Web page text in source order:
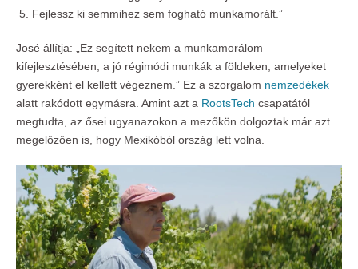
Fejlessz ki semmihez sem fogható munkamorált.”
José állítja: „Ez segített nekem a munkamorálom
kifejlesztésében, a jó régimódi munkák a földeken, amelyeket
gyerekként el kellett végeznem.” Ez a szorgalom nemzedékek
alatt rakódott egymásra. Amint azt a RootsTech csapatától
megtudta, az ősei ugyanazokon a mezőkön dolgoztak már azt
megelőzően is, hogy Mexikóból ország lett volna.